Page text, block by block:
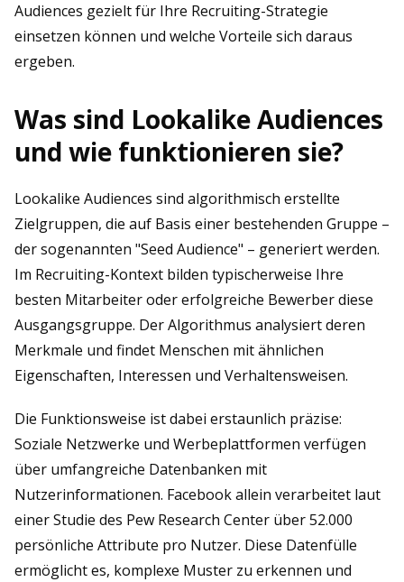
Audiences gezielt für Ihre Recruiting-Strategie
einsetzen können und welche Vorteile sich daraus
ergeben.
Was sind Lookalike Audiences
und wie funktionieren sie?
Lookalike Audiences sind algorithmisch erstellte
Zielgruppen, die auf Basis einer bestehenden Gruppe –
der sogenannten "Seed Audience" – generiert werden.
Im Recruiting-Kontext bilden typischerweise Ihre
besten Mitarbeiter oder erfolgreiche Bewerber diese
Ausgangsgruppe. Der Algorithmus analysiert deren
Merkmale und findet Menschen mit ähnlichen
Eigenschaften, Interessen und Verhaltensweisen.
Die Funktionsweise ist dabei erstaunlich präzise:
Soziale Netzwerke und Werbeplattformen verfügen
über umfangreiche Datenbanken mit
Nutzerinformationen. Facebook allein verarbeitet laut
einer Studie des Pew Research Center über 52.000
persönliche Attribute pro Nutzer. Diese Datenfülle
ermöglicht es, komplexe Muster zu erkennen und